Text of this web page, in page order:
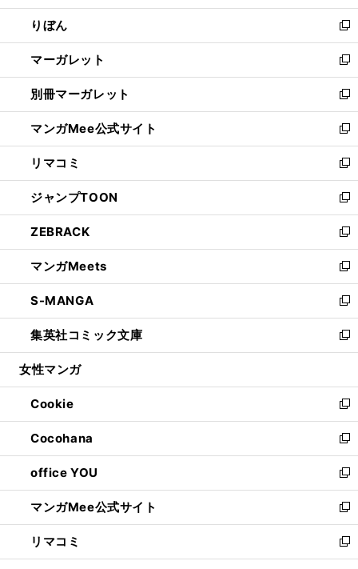
開
く
ウ
で
開
く
ン
ド
ウ
で
開
く
ウ
ィ
ン
ド
ウ
で
開
く
りぼん
新
し
い
ウ
ィ
ン
ド
ウ
で
開
く
マーガレット
新
し
い
ウ
ィ
ン
ド
ウ
で
開
く
別冊マーガレット
新
し
い
ウ
ィ
ン
ド
ウ
で
開
く
マンガMee公式サイト
新
し
い
ウ
ィ
ン
ド
ウ
で
開
く
リマコミ
新
し
い
ウ
ィ
ン
ド
ウ
で
開
く
ジャンプTOON
新
し
い
ウ
ィ
ン
ド
ウ
で
開
ZEBRACK
新
し
い
ウ
ィ
ン
ド
ウ
開
く
マンガMeets
新
し
い
ウ
ィ
ン
ウ
で
開
く
S-MANGA
新
し
い
ウ
ン
ド
ウ
で
開
く
集英社コミック文庫
新
し
ウ
ィ
ン
ド
ウ
で
開
く
女性マンガ
Cookie
新
し
い
ウ
ィ
ン
ド
ウ
で
開
Cocohana
新
し
い
ウ
ィ
ン
ド
ウ
office YOU
新
し
い
ウ
ィ
ン
マンガMee公式サイト
新
し
い
ウ
リマコミ
新
し